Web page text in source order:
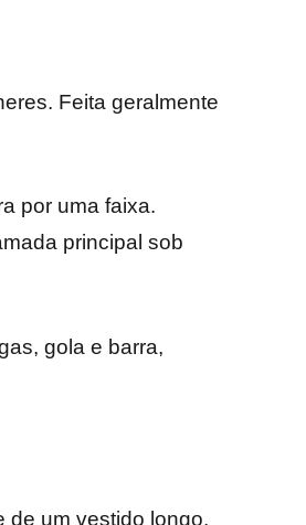
Feita geralmente
por uma faixa.
principal sob
gola e barra,
de um vestido longo,